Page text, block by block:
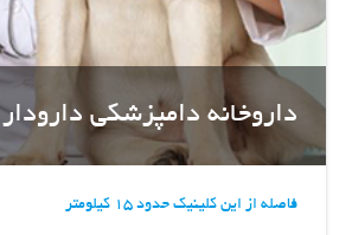
داروخانه دامپزشکی دارودار
فاصله از این کلینیک حدود 15 کیلومتر